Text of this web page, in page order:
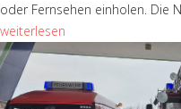
oder Fernsehen einholen. Die
weiterlesen